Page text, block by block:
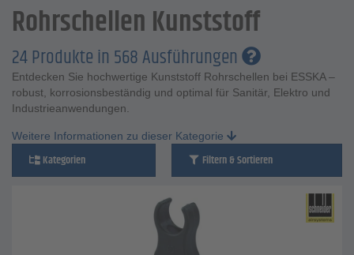
Rohrschellen Kunststoff
24 Produkte in 568 Ausführungen
Entdecken Sie hochwertige Kunststoff Rohrschellen bei ESSKA –
robust, korrosionsbeständig und optimal für Sanitär, Elektro und
Industrieanwendungen.
Weitere Informationen zu dieser Kategorie
Kategorien Filtern & Sortieren